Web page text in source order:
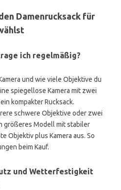
Damenrucksack für
ich regelmäßig?
und wie viele Objektive du
spiegellose Kamera mit zwei
kompakter Rucksack.
schwere Objektive oder zwei
größeres Modell mit stabiler
Objektiv plus Kamera aus. So
beim Kauf.
und Wetterfestigkeit